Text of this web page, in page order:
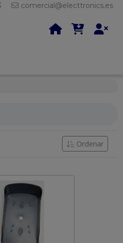
comercial@electtronics.es
Ordenar